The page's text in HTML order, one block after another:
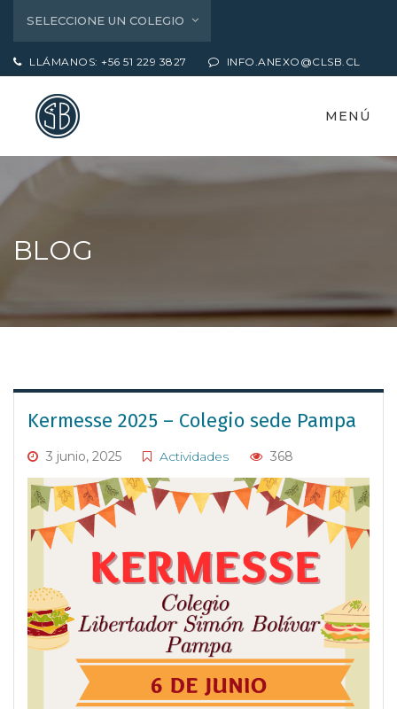
SELECCIONE UN COLEGIO
LLÁMANOS: +56 51 229 3827 INFO.ANEXO@CLSB.CL
MENÚ
BLOG
Kermesse 2025 – Colegio sede Pampa
3 junio, 2025 Actividades 368